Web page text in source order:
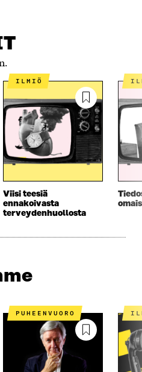
ILMIÖ
Viisi teesiä
ennakoivasta
terveydenhuollosta
PUHEENVUORO